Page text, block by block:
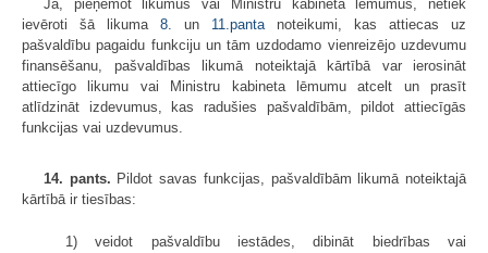
Ja, pieņemot likumus vai Ministru kabineta lēmumus, netiek
ievēroti šā likuma 8. un 11.pantanoteikumi, kas attiecas uz
pašvaldību pagaidu funkciju un tām uzdodamo vienreizējo uzdevumu
finansēšanu, pašvaldības likumā noteiktajā kārtībā var ierosināt
attiecīgo likumu vai Ministru kabineta lēmumu atcelt un prasīt
atlīdzināt izdevumus, kas radušies pašvaldībām, pildot attiecīgās
funkcijas vai uzdevumus.
14. pants. Pildot savas funkcijas, pašvaldībām likumā noteiktajā
kārtībā ir tiesības:
1) veidot pašvaldību iestādes, dibināt biedrības vai